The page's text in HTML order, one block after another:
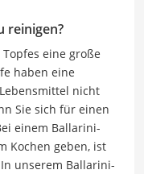
reinigen?
eine große
haben eine
nicht
Sie sich für einen
einem Ballarini-
Kochen geben, ist
unserem Ballarini-